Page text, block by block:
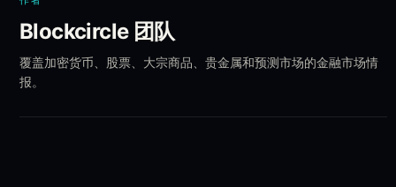
Blockcircle 团队
覆盖加密货币、股票、大宗商品、贵金属和预测市场的金融市场情
报。